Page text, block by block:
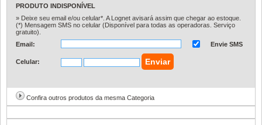
PRODUTO INDISPONÍVEL
» Deixe seu email e/ou celular*. A Lognet avisará assim que chegar ao estoque.
(*) Mensagem SMS no celular (Disponível para todas as operadoras. Serviço
gratuito).
Email:
Envie SMS
Celular:
Confira outros produtos da mesma Categoria